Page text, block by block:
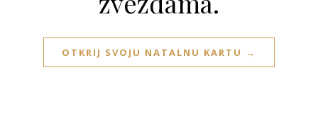
OTKRIJ SVOJU NATALNU KARTU →